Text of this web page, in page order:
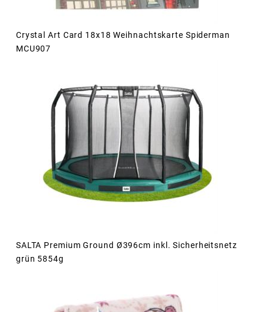
Crystal Art Card 18x18 Weihnachtskarte Spiderman
MCU907
SALTA Premium Ground Ø396cm inkl. Sicherheitsnetz
grün 5854g